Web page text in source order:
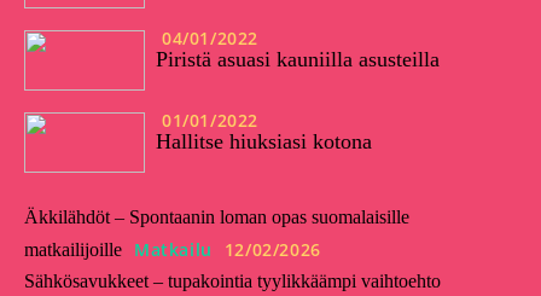
04/01/2022
Piristä asuasi kauniilla asusteilla
01/01/2022
Hallitse hiuksiasi kotona
Äkkilähdöt – Spontaanin loman opas suomalaisille
matkailijoille
Matkailu 12/02/2026
Sähkösavukkeet – tupakointia tyylikkäämpi vaihtoehto